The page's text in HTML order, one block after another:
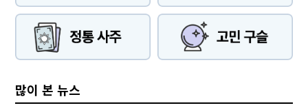
많이 본 뉴스